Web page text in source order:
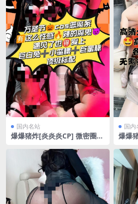
国内名站
爆爆猪炸[炎炎炎CP] 微密圈
国内
爆爆